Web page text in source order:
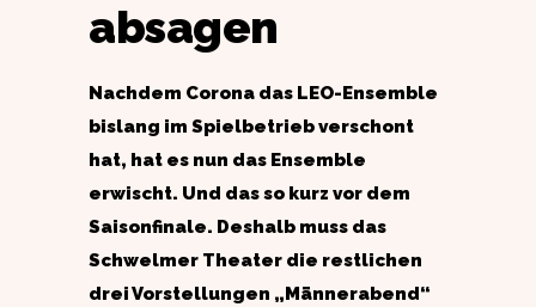
absagen
Nachdem Corona das LEO-Ensemble
bislang im Spielbetrieb verschont
hat, hat es nun das Ensemble
erwischt. Und das so kurz vor dem
Saisonfinale. Deshalb muss das
Schwelmer Theater die restlichen
drei Vorstellungen „Männerabend“